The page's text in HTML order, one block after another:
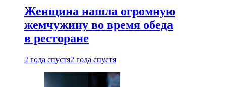
Женщина нашла огромную
жемчужину во время обеда
в ресторане
2 года спустя2 года спустя